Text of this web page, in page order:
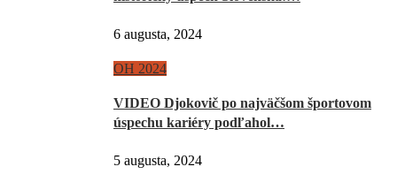
6 augusta, 2024
OH 2024
VIDEO Djokovič po najväčšom športovom
úspechu kariéry podľahol…
5 augusta, 2024